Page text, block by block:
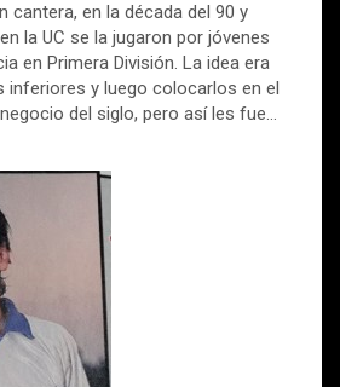
s
A
p
p
ar
tir
cantera, en la década del 90 y
la UC se la jugaron por jóvenes
en Primera División. La idea era
inferiores y luego colocarlos en el
del siglo, pero así les fue…